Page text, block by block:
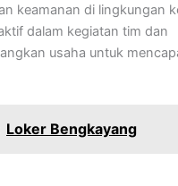
keamanan di lingkungan
dalam kegiatan tim dan
usaha untuk
Loker Bengkayang